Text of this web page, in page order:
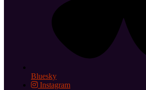
Bluesky
Instagram